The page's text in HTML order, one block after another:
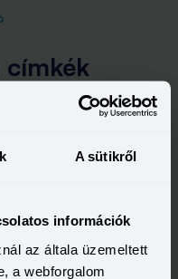
A sütikről
információk
az általa üzemeltett
a webforgalom
címkék
-